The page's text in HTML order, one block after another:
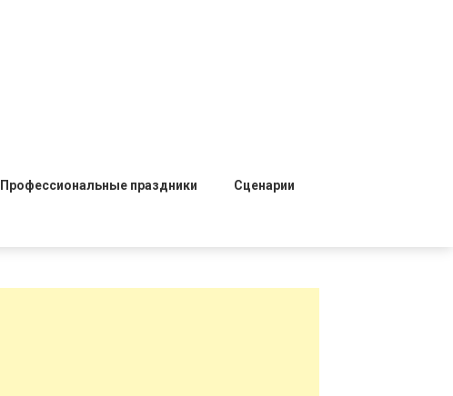
Профессиональные праздники Сценарии